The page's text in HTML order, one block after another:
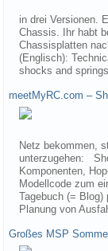
in drei Versionen.
Chassis. Ihr habt
Chassisplatten
(Englisch):
shocks and
meetMyRC.com –
Netz bekommen,
unterzugehen:
Komponenten,
Modellcode zum
Tagebuch (= Blog)
Planung von
Großes MSP